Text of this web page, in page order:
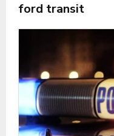
ford transit